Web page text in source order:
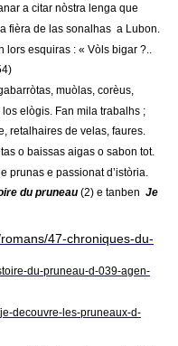
a citar nòstra lenga que
fièra de las sonalhas a Lubon.
esquiras : « Vòls bigar ?..
muòlas, corèus,
elògis. Fan mila trabalhs ;
retalhaires de velas, faures.
o baissas aigas o sabon tot.
prunas e passionat d’istòria.
du pruneau (2) e tanben Je
47-chroniques-du-
du-pruneau-d-039-agen-
decouvre-les-pruneaux-d-